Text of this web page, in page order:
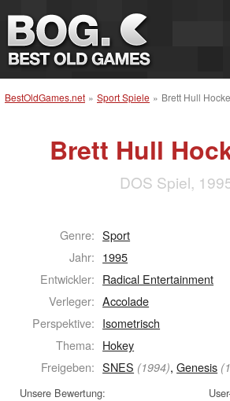
BestOldGames.net » Sport Spiele » Brett Hull
Brett Hull
DOS Spiel,
Genre: Sport
Jahr: 1995
Entwickler: Radical Entertainment
Verleger: Accolade
Perspektive: Isometrisch
Thema: Hokey
Freigeben: SNES (1994),Genesis
Unsere Bewertung: